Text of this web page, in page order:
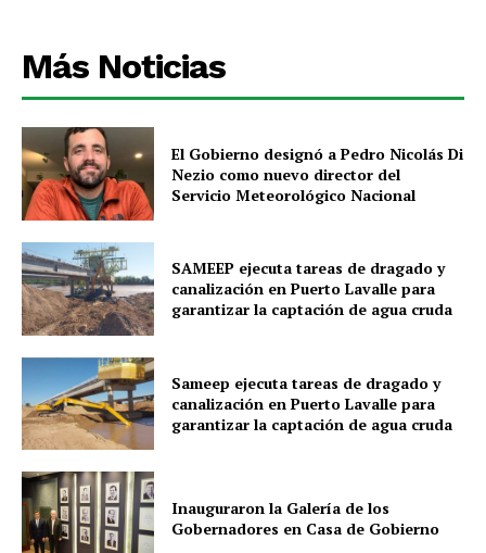
Más Noticias
El Gobierno designó a Pedro Nicolás Di
Nezio como nuevo director del
Servicio Meteorológico Nacional
SAMEEP ejecuta tareas de dragado y
canalización en Puerto Lavalle para
garantizar la captación de agua cruda
Sameep ejecuta tareas de dragado y
canalización en Puerto Lavalle para
garantizar la captación de agua cruda
Inauguraron la Galería de los
Gobernadores en Casa de Gobierno